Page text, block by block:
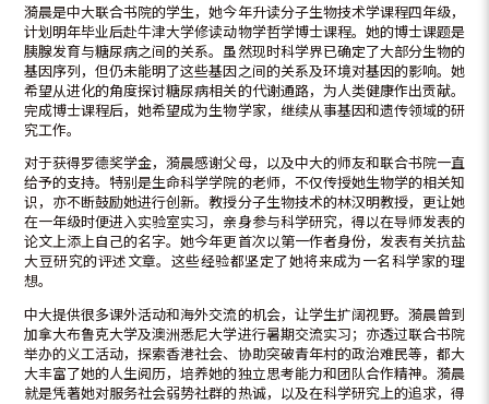
漪晨是中大联合书院的学生，她今年升读分子生物技术学课程四年级，
计划明年毕业后赴牛津大学修读动物学哲学博士课程。她的博士课题是
胰腺发育与糖尿病之间的关系。虽然现时科学界已确定了大部分生物的
基因序列，但仍未能明了这些基因之间的关系及环境对基因的影响。她
希望从进化的角度探讨糖尿病相关的代谢通路，为人类健康作出贡献。
完成博士课程后，她希望成为生物学家，继续从事基因和遗传领域的研
究工作。
对于获得罗德奖学金，漪晨感谢父母，以及中大的师友和联合书院一直
给予的支持。特别是生命科学学院的老师，不仅传授她生物学的相关知
识，亦不断鼓励她进行创新。教授分子生物技术的林汉明教授，更让她
在一年级时便进入实验室实习，亲身参与科学研究，得以在导师发表的
论文上添上自己的名字。她今年更首次以第一作者身份，发表有关抗盐
大豆研究的评述文章。这些经验都坚定了她将来成为一名科学家的理
想。
中大提供很多课外活动和海外交流的机会，让学生扩阔视野。漪晨曾到
加拿大布鲁克大学及澳洲悉尼大学进行暑期交流实习；亦透过联合书院
举办的义工活动，探索香港社会、协助突破青年村的政治难民等，都大
大丰富了她的人生阅历，培养她的独立思考能力和团队合作精神。漪晨
就是凭著她对服务社会弱势社群的热诚，以及在科学研究上的追求，得